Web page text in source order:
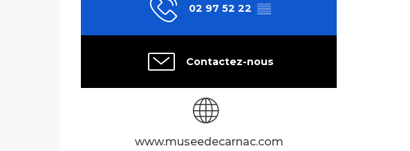
02 97 52 22 ▒▒
Contactez-nous
www.museedecarnac.com